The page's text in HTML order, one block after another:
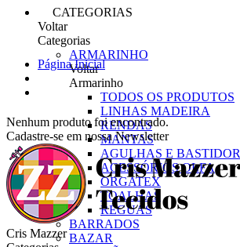
CATEGORIAS
Voltar
Categorias
ARMARINHO
Voltar
Armarinho
TODOS OS PRODUTOS
LINHAS MADEIRA
RENDAS
MANTAS
AGULHAS E BASTIDOR
ACESSÓRIOS OLFA
ORGATEX
TOALHAS
RÉGUAS
BARRADOS
BAZAR
Página Inicial
Nenhum produto foi encontrado.
Cadastre-se em nossa Newsletter
Cris Mazzer